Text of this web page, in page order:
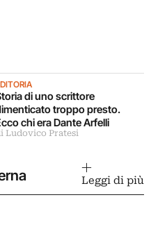
di uno scrittore
troppo presto.
chi era Dante Arfelli
Ludovico Pratesi
Leggi di più